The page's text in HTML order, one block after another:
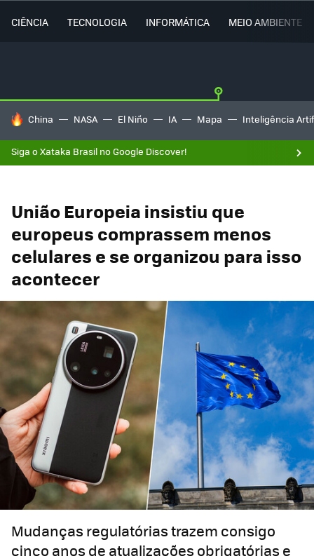
CIÊNCIA TECNOLOGIA INFORMÁTICA MEIO AMBIENTE
TENDÊNCIAS DO DIA
China NASA El Niño IA Mapa Inteligência
Siga o Xataka Brasil no Google Discover!
União Europeia insistiu que
europeus comprassem menos
celulares e se organizou para isso
acontecer
Mudanças regulatórias trazem consigo
cinco anos de atualizações obrigatórias e